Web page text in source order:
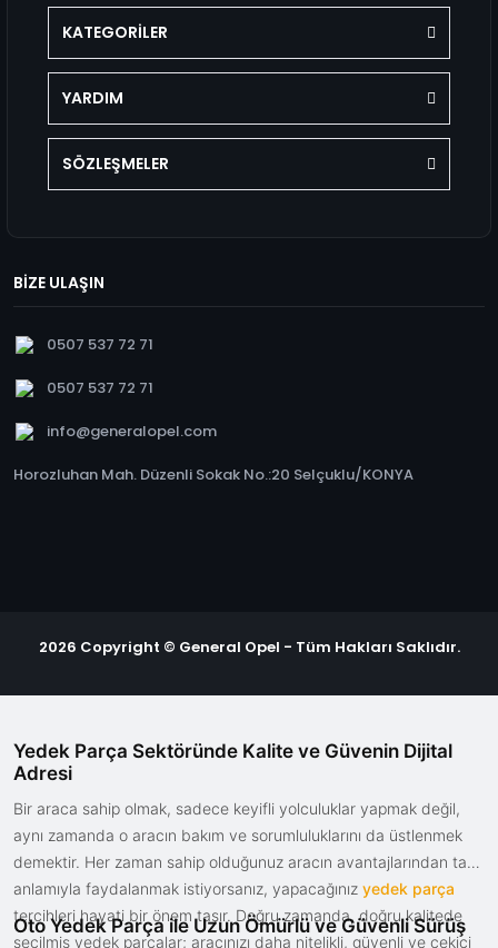
KATEGORİLER
YARDIM
SÖZLEŞMELER
BİZE ULAŞIN
0507 537 72 71
0507 537 72 71
info@generalopel.com
Horozluhan Mah. Düzenli Sokak No.:20 Selçuklu/KONYA
2026 Copyright © General Opel - Tüm Hakları Saklıdır.
Yedek Parça Sektöründe Kalite ve Güvenin Dijital
Adresi
Bir araca sahip olmak, sadece keyifli yolculuklar yapmak değil,
aynı zamanda o aracın bakım ve sorumluluklarını da üstlenmek
demektir. Her zaman sahip olduğunuz aracın avantajlarından tam
anlamıyla faydalanmak istiyorsanız, yapacağınız yedek parça
tercihleri hayati bir önem taşır. Doğru zamanda, doğru kalitede
seçilmiş yedek parçalar; aracınızı daha nitelikli, güvenli ve çekici
Oto Yedek Parça ile Uzun Ömürlü ve Güvenli Sürüş